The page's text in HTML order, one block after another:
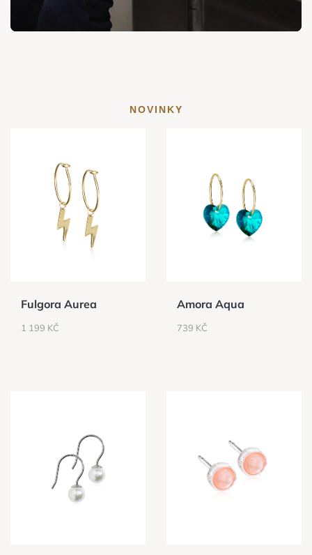
NOVINKY
Fulgora Aurea
CENA
1 199 KČ
Amora Aqua
CENA
739 KČ